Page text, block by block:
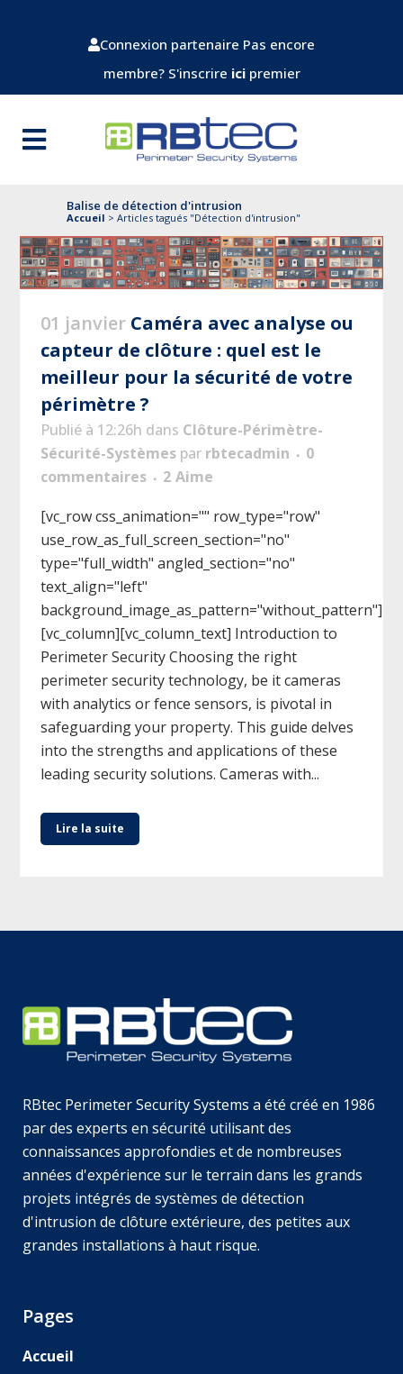
Connexion partenaire Pas encore
membre? S'inscrire icipremier
Balise de détection d'intrusion
Accueil > Articles tagués "Détection d'intrusion"
01 janvier Caméra avec analyse ou
capteur de clôture : quel est le
meilleur pour la sécurité de votre
périmètre ?
Publié à 12:26h dans Clôture-Périmètre-
Sécurité-Systèmes par rbtecadmin
0
commentaires
2 Aime
[vc_row css_animation="" row_type="row"
use_row_as_full_screen_section="no"
type="full_width" angled_section="no"
text_align="left"
background_image_as_pattern="without_pattern"]
[vc_column][vc_column_text] Introduction to
Perimeter Security Choosing the right
perimeter security technology, be it cameras
with analytics or fence sensors, is pivotal in
safeguarding your property. This guide delves
into the strengths and applications of these
leading security solutions. Cameras with...
Lire la suite
RBtec Perimeter Security Systems a été créé en 1986
par des experts en sécurité utilisant des
connaissances approfondies et de nombreuses
années d'expérience sur le terrain dans les grands
projets intégrés de systèmes de détection
d'intrusion de clôture extérieure, des petites aux
grandes installations à haut risque.
Pages
Accueil